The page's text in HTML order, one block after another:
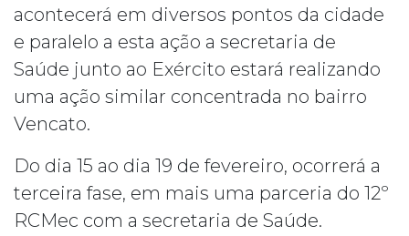
acontecerá em diversos pontos da cidade
e paralelo a esta ação a secretaria de
Saúde junto ao Exército estará realizando
uma ação similar concentrada no bairro
Vencato.
Do dia 15 ao dia 19 de fevereiro, ocorrerá a
terceira fase, em mais uma parceria do 12º
RCMec com a secretaria de Saúde.